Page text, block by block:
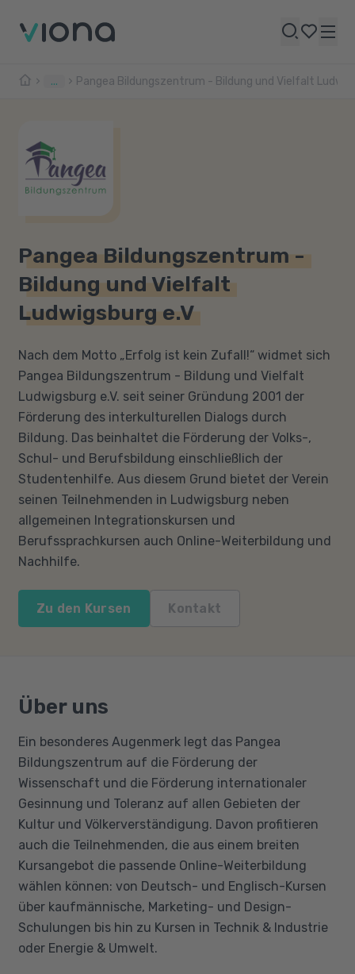
... Pangea Bildungszentrum - Bildung und Vielfalt
Pangea Bildungszentrum -
Bildung und Vielfalt
Ludwigsburg e.V
Nach dem Motto „Erfolg ist kein Zufall!“ widmet sich
Pangea Bildungszentrum - Bildung und Vielfalt
Ludwigsburg e.V. seit seiner Gründung 2001 der
Förderung des interkulturellen Dialogs durch
Bildung. Das beinhaltet die Förderung der Volks-,
Schul- und Berufsbildung einschließlich der
Studentenhilfe. Aus diesem Grund bietet der Verein
seinen Teilnehmenden in Ludwigsburg neben
allgemeinen Integrationskursen und
Berufssprachkursen auch Online-Weiterbildung und
Nachhilfe.
Zu den Kursen Kontakt
Über uns
Ein besonderes Augenmerk legt das Pangea
Bildungszentrum auf die Förderung der
Wissenschaft und die Förderung internationaler
Gesinnung und Toleranz auf allen Gebieten der
Kultur und Völkerverständigung. Davon profitieren
auch die Teilnehmenden, die aus einem breiten
Kursangebot die passende Online-Weiterbildung
wählen können: von Deutsch- und Englisch-Kursen
über kaufmännische, Marketing- und Design-
Schulungen bis hin zu Kursen in Technik & Industrie
oder Energie & Umwelt.